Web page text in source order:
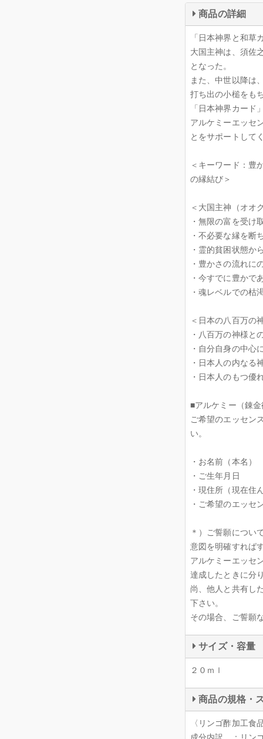
商品の詳細
「日本神界と和
大国主神は、須佐
となった。
また、中世以降は
打ち出の小槌をも
「日本神界カー
アルケミーエッセ
とをサポートし
＜キーワード：豊
の縁結び＞
＜大国主神（オオ
・無限の富を受
・不必要な縁を断
・霊的貧困状態か
・豊かさの流れ
・今すでに豊かで
・魂レベルでの枯
＜日本の八百万
・八百万の神様と
・自分自身の中心
・日本人の内なる
・日本人のもつ優
■アルケミー（錬
ご希望のエッセン
い。
・お名前（本名）
・ご生年月日
・現住所（現在住
・ご希望のエッセ
＊）ご誓願につい
意図を明確すれば
アルケミーエッセ
達成したときに分
尚、他人と共有し
下さい。
その場合、ご誓願
サイズ・容量
２０ｍｌ
商品の規格・
〈リンゴ酢加工